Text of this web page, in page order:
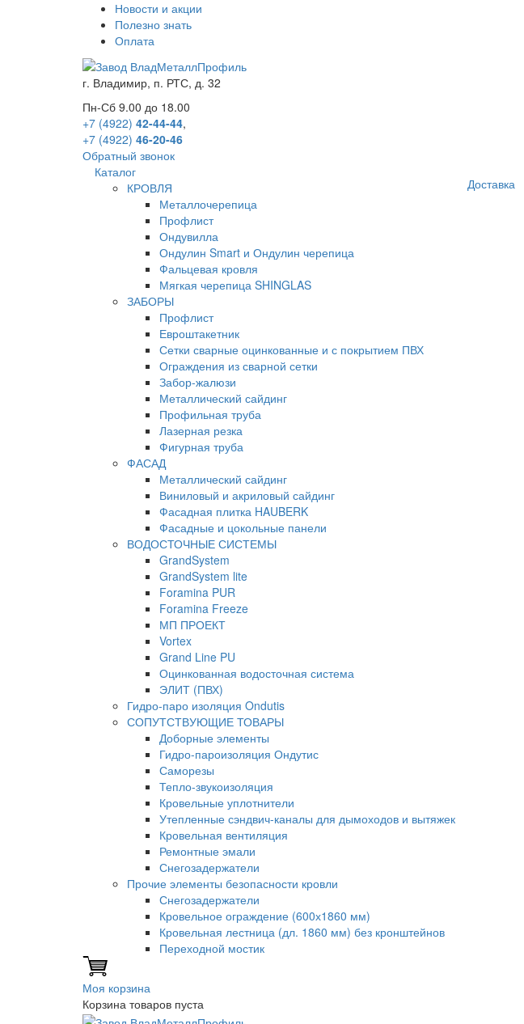
Новости и акции
Полезно знать
Оплата
г. Владимир, п. РТС, д. 32
Пн-Сб 9.00 до 18.00
+7 (4922) 42-44-44,
+7 (4922) 46-20-46
Обратный звонок
Каталог
КРОВЛЯ
Металлочерепица
Профлист
Ондувилла
Ондулин Smart и Ондулин черепица
Фальцевая кровля
Мягкая черепица SHINGLAS
ЗАБОРЫ
Профлист
Евроштакетник
Сетки сварные оцинкованные и с покрытием ПВХ
Ограждения из сварной сетки
Забор-жалюзи
Металлический сайдинг
Профильная труба
Лазерная резка
Фигурная труба
ФАСАД
Металлический сайдинг
Виниловый и акриловый сайдинг
Фасадная плитка HAUBERK
Фасадные и цокольные панели
ВОДОСТОЧНЫЕ СИСТЕМЫ
GrandSystem
GrandSystem lite
Foramina PUR
Foramina Freeze
МП ПРОЕКТ
Vortex
Grand Line PU
Оцинкованная водосточная система
ЭЛИТ (ПВХ)
Гидро-паро изоляция Ondutis
СОПУТСТВУЮЩИЕ ТОВАРЫ
Доборные элементы
Гидро-пароизоляция Ондутис
Саморезы
Тепло-звукоизоляция
Кровельные уплотнители
Утепленные сэндвич-каналы для дымоходов и вытяжек
Кровельная вентиляция
Ремонтные эмали
Снегозадержатели
Прочие элементы безопасности кровли
Снегозадержатели
Кровельное ограждение (600х1860 мм)
Кровельная лестница (дл. 1860 мм) без кронштейнов
Переходной мостик
Доставка
Моя корзина
Корзина товаров пуста